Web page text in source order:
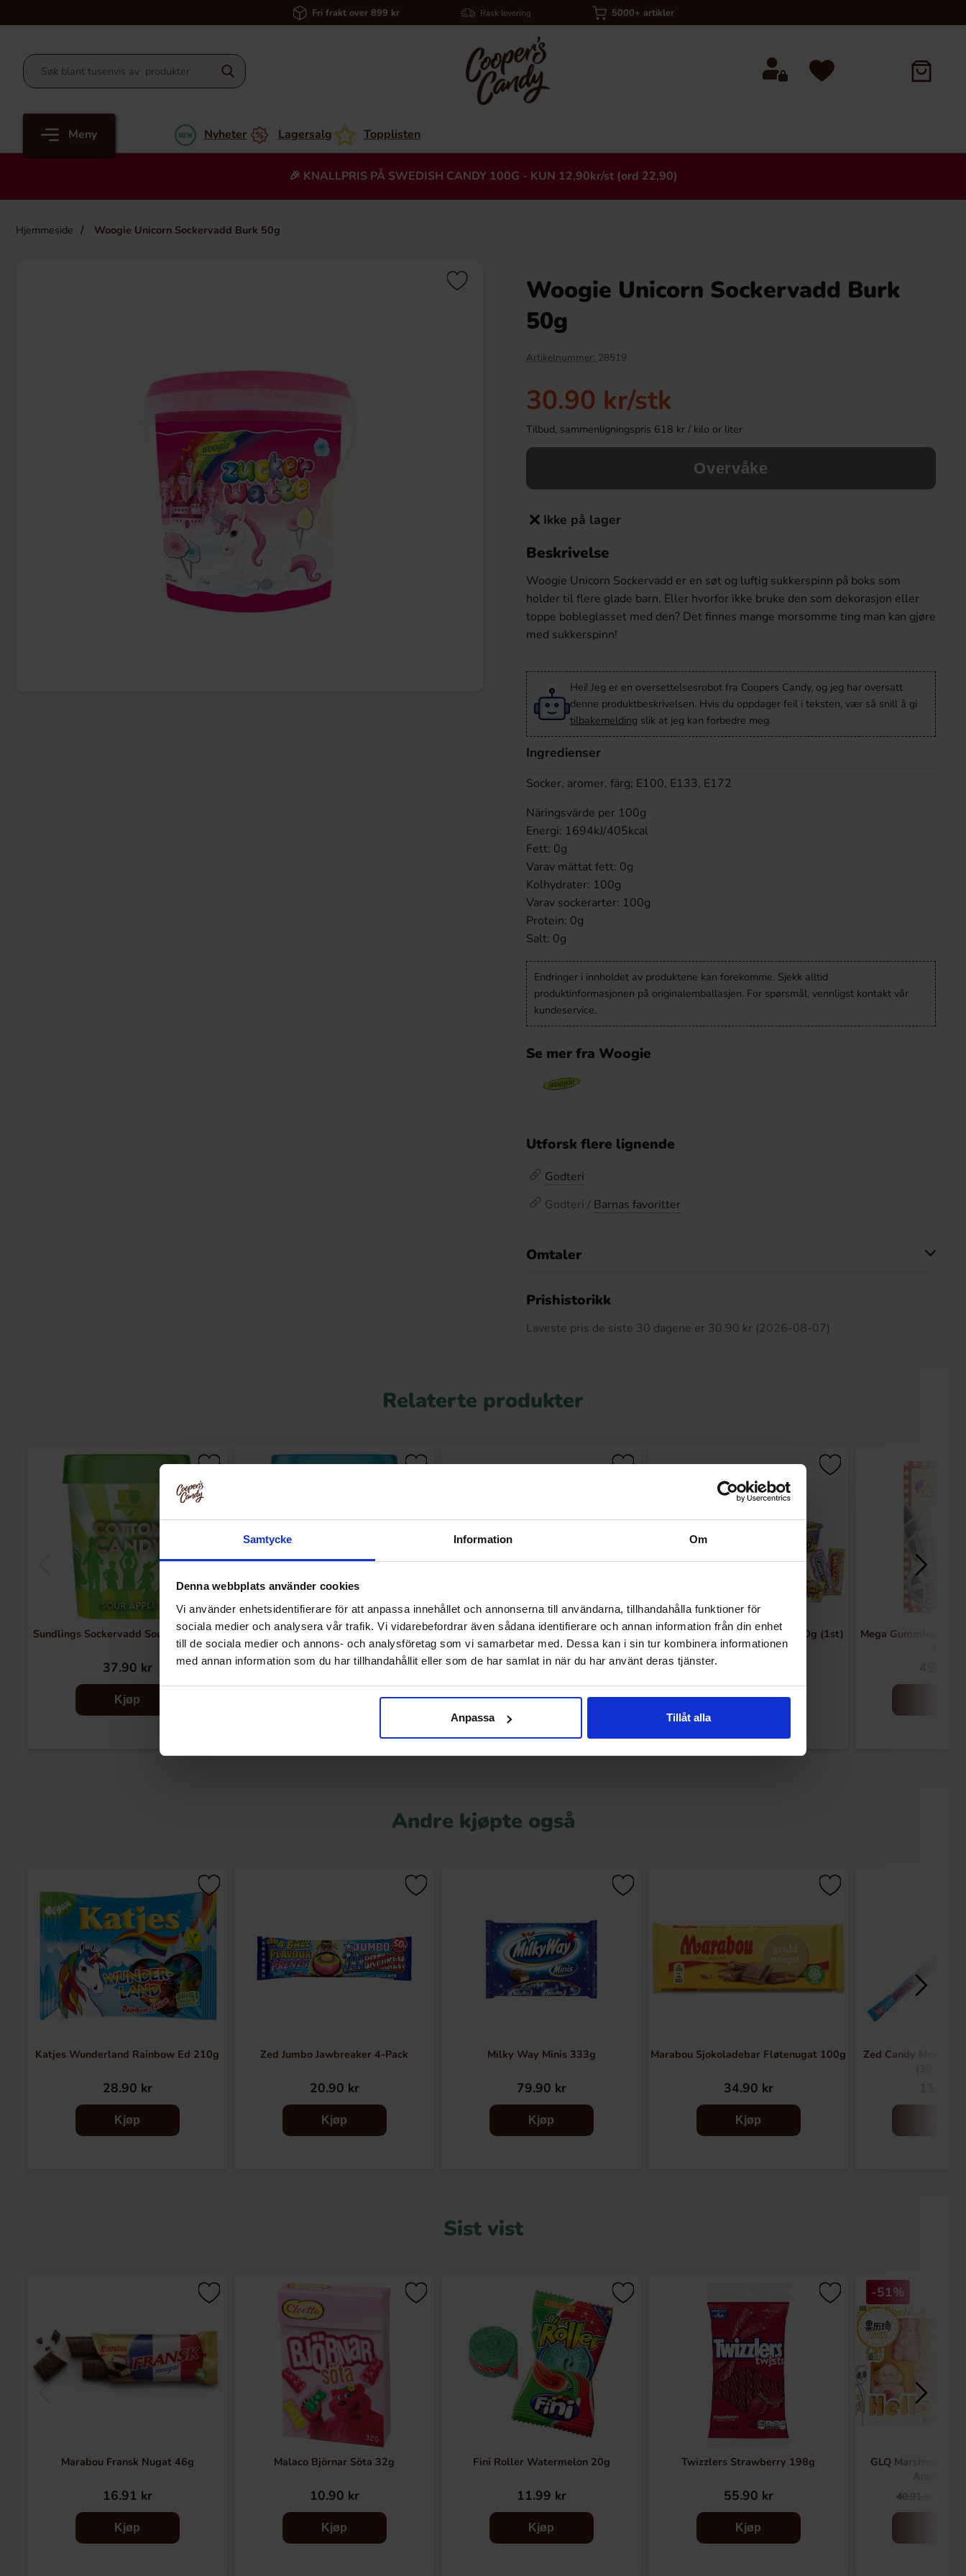
Samtycke Information Om
Denna webbplats använder cookies
Vi använder enhetsidentifierare för att anpassa innehållet och annonserna till användarna, tillhandahålla funktioner för
sociala medier och analysera vår trafik. Vi vidarebefordrar även sådana identifierare och annan information från din enhet
till de sociala medier och annons- och analysföretag som vi samarbetar med. Dessa kan i sin tur kombinera informationen
med annan information som du har tillhandahållit eller som de har samlat in när du har använt deras tjänster.
Anpassa Tillåt alla
Fri frakt over 899 kr Rask levering 5000+ artikler
Meny Nyheter Lagersalg Topplisten
🎉 KNALLPRIS PÅ SWEDISH CANDY 100G - KUN 12,90kr/st (ord 22,90)
Hjemmeside Woogie Unicorn Sockervadd Burk 50g
Heading
Red Bull Green Drakfrukt 25cl Kinder Maxi 21g
9.90 kr
Köp
Tabby Chicken Wings Chocolate 50g
34.90 kr 19.90 kr
Woogie Unicorn Sockervadd Burk
50g
Artikelnummer: 28519
30.90 kr/stk
Tilbud, sammenligningspris 618 kr / kilo or liter
Overvåke
Ikke på lager
Beskrivelse
Woogie Unicorn Sockervadd er en søt og luftig sukkerspinn på boks som
holder til flere glade barn. Eller hvorfor ikke bruke den som dekorasjon eller
toppe bobleglasset med den? Det finnes mange morsomme ting man kan gjøre
med sukkerspinn!
Hei! Jeg er en oversettelsesrobot fra Coopers Candy, og jeg har oversatt
denne produktbeskrivelsen. Hvis du oppdager feil i teksten, vær så snill å gi
tilbakemelding slik at jeg kan forbedre meg.
Ingredienser
Socker, aromer, färg; E100, E133, E172
Näringsvärde per 100g
Energi: 1694kJ/405kcal
Fett: 0g
Varav mättat fett: 0g
Kolhydrater: 100g
Varav sockerarter: 100g
Protein: 0g
Salt: 0g
Endringer i innholdet av produktene kan forekomme. Sjekk alltid
produktinformasjonen på originalemballasjen. For spørsmål, vennligst kontakt vår
kundeservice.
Se mer fra Woogie
Utforsk flere lignende
Godteri
Godteri / Barnas favoritter
Omtaler
Prishistorikk
Laveste pris de siste 30 dagene er 30.90 kr (2026-08-07)
Relaterte produkter
Sundlings Sockervadd Sour Apple 40g
37.90 kr
Kjøp
Sundlings Sockervadd Strawberry-
Blueberry 40g
37.90 kr
Felko Dino Pop 50g (1st)
35.90 kr
Kjøp
Johny Bee Candy Noodle Cup 30g (1st)
Kjøp
Mega Gummies
Andre kjøpte også
Katjes Wunderland Rainbow Ed 210g
28.90 kr
Kjøp
Zed Jumbo Jawbreaker 4-Pack
20.90 kr
Kjøp
Milky Way Minis 333g
79.90 kr
Kjøp
Marabou Sjokoladebar Fløtenugat 100g
34.90 kr
Kjøp
Zed Candy Mega
Sist vist
Marabou Fransk Nugat 46g
16.91 kr
Kjøp
Malaco Björnar Söta 32g
10.90 kr
Kjøp
Fini Roller Watermelon 20g
11.99 kr
Kjøp
Twizzlers Strawberry 198g
55.90 kr
Kjøp
-51%
GLQ Marshmallow
40.91 kr